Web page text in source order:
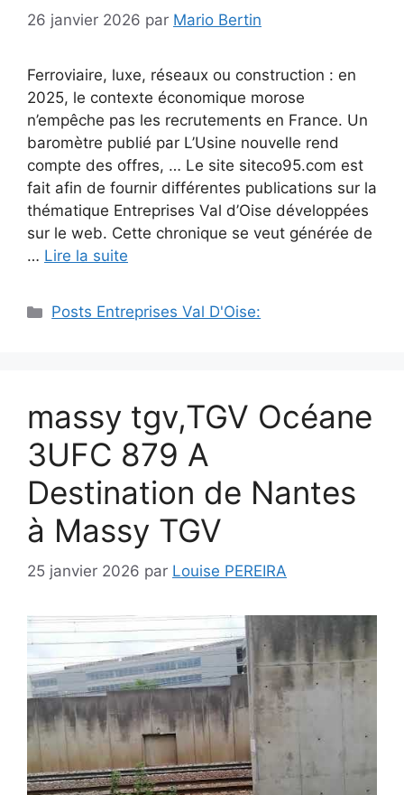
26 janvier 2026 par Mario Bertin
Ferroviaire, luxe, réseaux ou construction : en
2025, le contexte économique morose
n’empêche pas les recrutements en France. Un
baromètre publié par L’Usine nouvelle rend
compte des offres, … Le site siteco95.com est
fait afin de fournir différentes publications sur la
thématique Entreprises Val d’Oise développées
sur le web. Cette chronique se veut générée de
… Lire la suite
Catégories
Posts Entreprises Val D'Oise:
massy tgv,TGV Océane
3UFC 879 A
Destination de Nantes
à Massy TGV
25 janvier 2026 par Louise PEREIRA